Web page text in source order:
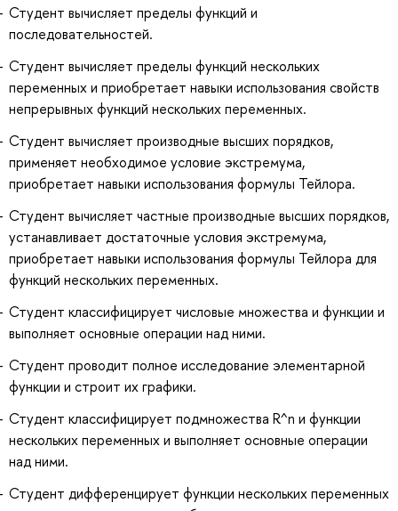
Студент вычисляет пределы функций и
последовательностей.
Студент вычисляет пределы функций нескольких
переменных и приобретает навыки использования свойств
непрерывных функций нескольких переменных.
Студент вычисляет производные высших порядков,
применяет необходимое условие экстремума,
приобретает навыки использования формулы Тейлора.
Студент вычисляет частные производные высших порядков,
устанавливает достаточные условия экстремума,
приобретает навыки использования формулы Тейлора для
функций нескольких переменных.
Студент классифицирует числовые множества и функции и
выполняет основные операции над ними.
Студент проводит полное исследование элементарной
функции и строит их графики.
Студент классифицирует подмножества R^n и функции
нескольких переменных и выполняет основные операции
над ними.
Студент дифференцирует функции нескольких переменных